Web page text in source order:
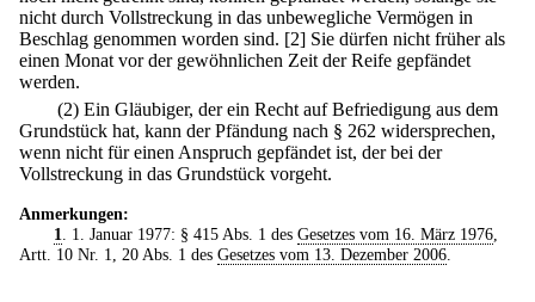
nicht durch Vollstreckung in das unbewegliche Vermögen in
Beschlag genommen worden sind. [2] Sie dürfen nicht früher als
einen Monat vor der gewöhnlichen Zeit der Reife gepfändet
werden.
(2) Ein Gläubiger, der ein Recht auf Befriedigung aus dem
Grundstück hat, kann der Pfändung nach § 262 widersprechen,
wenn nicht für einen Anspruch gepfändet ist, der bei der
Vollstreckung in das Grundstück vorgeht.
Anmerkungen:
1. 1. Januar 1977: § 415 Abs. 1 des Gesetzes vom 16. März 1976,
Artt. 10 Nr. 1, 20 Abs. 1 des Gesetzes vom 13. Dezember 2006.